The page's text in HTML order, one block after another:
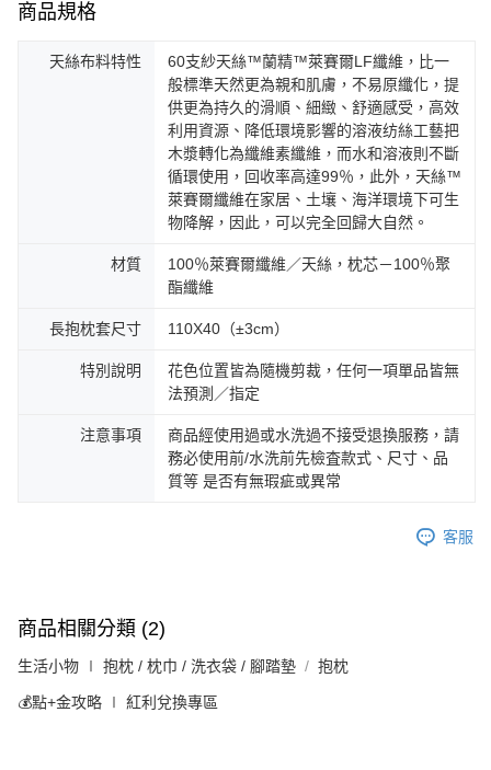
商品規格
天絲布料特性
60支紗天絲™蘭精™萊賽爾LF纖維，比一
般標準天然更為親和肌膚，不易原纖化，提
供更為持久的滑順、細緻、舒適感受，高效
利用資源、降低環境影響的溶液纺絲工藝把
木漿轉化為纖維素纖維，而水和溶液則不斷
循環使用，回收率高達99％，此外，天絲™
萊賽爾纖維在家居、土壤、海洋環境下可生
物降解，因此，可以完全回歸大自然。
材質
100％萊賽爾纖維／天絲，枕芯－100％聚
酯纖維
長抱枕套尺寸 110X40（±3cm）
特別說明
花色位置皆為隨機剪裁，任何一項單品皆無
法預測／指定
注意事項
商品經使用過或水洗過不接受退換服務，請
務必使用前/水洗前先檢査款式、尺寸、品
質等 是否有無瑕疵或異常
客服
商品相關分類 (2)
生活小物 ∣ 抱枕 / 枕巾 / 洗衣袋 / 腳踏墊 抱枕
💰點+金攻略 ∣ 紅利兌換專區